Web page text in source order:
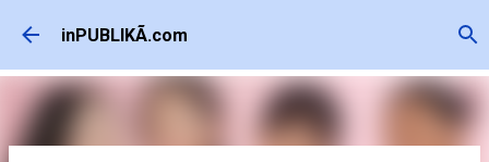
Langsung ke konten utama
inPUBLIKÃ.com